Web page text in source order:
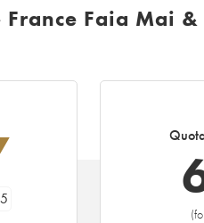
France Faia Mai